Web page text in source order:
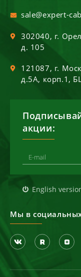
sale@expert-
302040, г. Орел
д. 105
121087, г.
д.5А, корп.1,
акции:
English
Мы в